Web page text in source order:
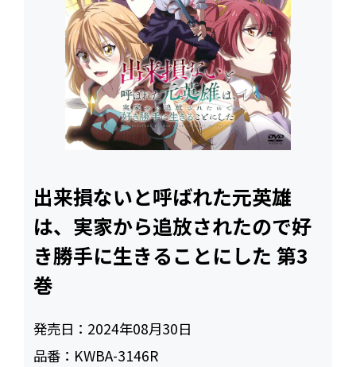
出来損ないと呼ばれた元英雄
は、実家から追放されたので好
き勝手に生きることにした 第3
巻
発売日： 2024年08月30日
品番： KWBA-3146R